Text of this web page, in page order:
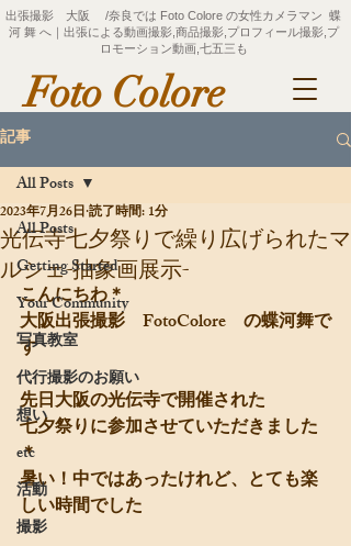
Foto Colore
出張撮影 大阪 /奈良では Foto Colore の女性カメラマン 蝶
河 舞 へ｜出張による動画撮影,商品撮影,プロフィール撮影,プ
ロモーション動画,七五三も
記事
All Posts
Getting Started
Your Community
写真教室
代行撮影のお願い
想い
etc
活動
撮影
All Posts
光伝寺七夕祭りで繰り広げられたマ
ルシェ-抽象画展示-
2023年7月26日読了時間: 1分
こんにちわ＊
大阪出張撮影　FotoColore　の蝶河舞で
す
先日大阪の光伝寺で開催された
七夕祭りに参加させていただきました
＊
暑い！中ではあったけれど、とても楽
しい時間でした